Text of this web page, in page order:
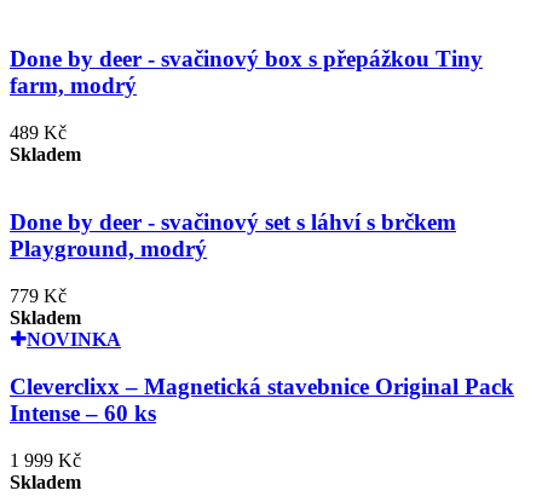
Done by deer - svačinový box s přepážkou Tiny
farm, modrý
489 Kč
Skladem
Done by deer - svačinový set s láhví s brčkem
Playground, modrý
779 Kč
Skladem
NOVINKA
Cleverclixx – Magnetická stavebnice Original Pack
Intense – 60 ks
1 999 Kč
Skladem